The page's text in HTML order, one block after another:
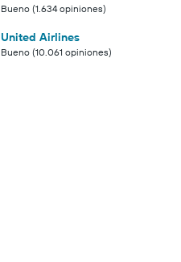
Bueno (1.634 opiniones)
United Airlines
Bueno (10.061 opiniones)